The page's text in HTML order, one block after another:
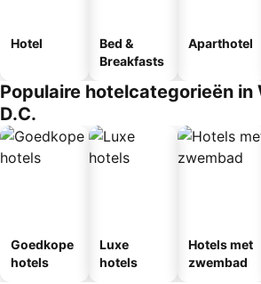
Hotel
Bed &
Breakfasts
Aparthotel
Populaire hotelcategorieën in
D.C.
Goedkope
hotels
Luxe
hotels
Hotels met
zwembad